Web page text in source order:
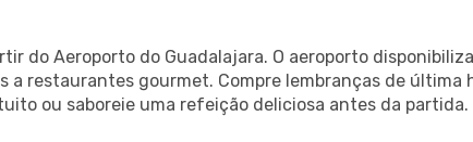
do Aeroporto do Guadalajara. O aeroporto
a restaurantes gourmet. Compre lembranças de última
ou saboreie uma refeição deliciosa antes da partida.